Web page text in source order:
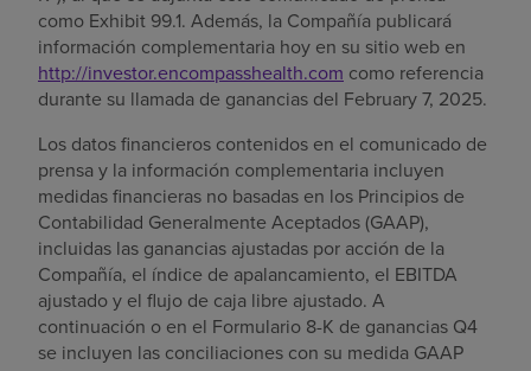
como Exhibit 99.1. Además, la Compañía publicará
información complementaria hoy en su sitio web en
http://investor.encompasshealth.com como referencia
durante su llamada de ganancias del February 7, 2025.
Los datos financieros contenidos en el comunicado de
prensa y la información complementaria incluyen
medidas financieras no basadas en los Principios de
Contabilidad Generalmente Aceptados (GAAP),
incluidas las ganancias ajustadas por acción de la
Compañía, el índice de apalancamiento, el EBITDA
ajustado y el flujo de caja libre ajustado. A
continuación o en el Formulario 8-K de ganancias Q4
se incluyen las conciliaciones con su medida GAAP